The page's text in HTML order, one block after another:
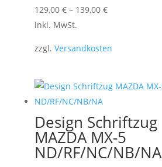
auf
129,00 €– 139,00 €
auf.
können
auf
der
inkl. MwSt.
zzgl. Versandkosten
Design Schriftzug
MAZDA MX-5
ND/RF/NC/NB/NA